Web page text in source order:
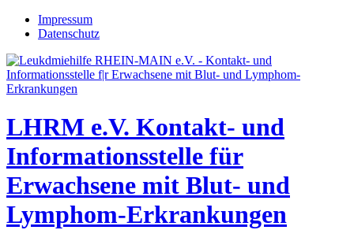
Jump to navigation
Impressum
Datenschutz
LHRM e.V. Kontakt- und
Informationsstelle für
Erwachsene mit Blut- und
Lymphom-Erkrankungen